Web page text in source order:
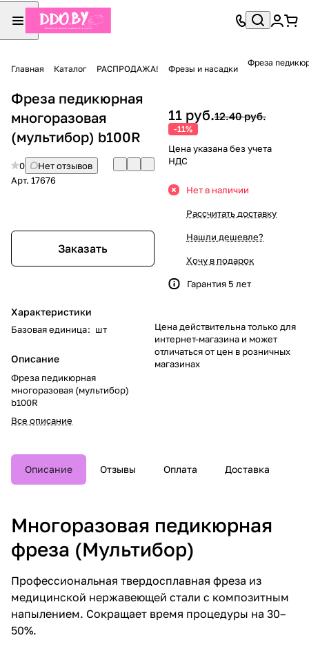
Главная Каталог РАСПРОДАЖА! Фрезы и насадки
Фреза
Фреза педикюрная
многоразовая
(мультибор) b100R
0
Нет отзывов
Арт. 17676
Заказать
Характеристики
Базовая единица: шт
Описание
Фреза педикюрная
многоразовая (мультибор)
b100R
Все описание
11 руб.12.40 руб.
-11%
Цена указана без учета
НДС
Нет в наличии
Рассчитать доставку
Нашли дешевле?
Хочу в подарок
Гарантия 5 лет
Цена действительна только для
интернет-магазина и может
отличаться от цен в розничных
магазинах
Описание Отзывы Оплата Доставка
Многоразовая педикюрная
фреза (Мультибор)
Профессиональная твердосплавная фреза из
медицинской нержавеющей стали с композитным
напылением. Сокращает время процедуры на 30–
50%.